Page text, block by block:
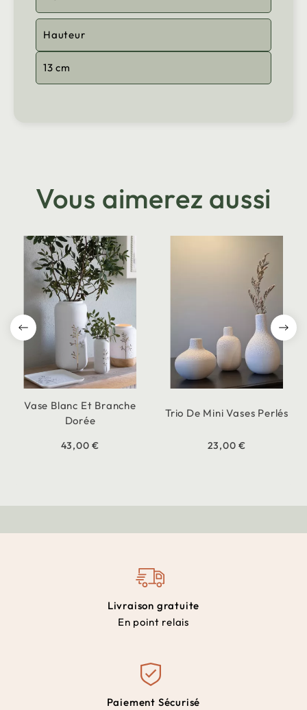
Hauteur
13 cm
Vous aimerez aussi
Vase Blanc Et Branche
Dorée
43,00 €
Trio De Mini Vases Perlés
23,00 €
Livraison gratuite
En point relais
Paiement Sécurisé